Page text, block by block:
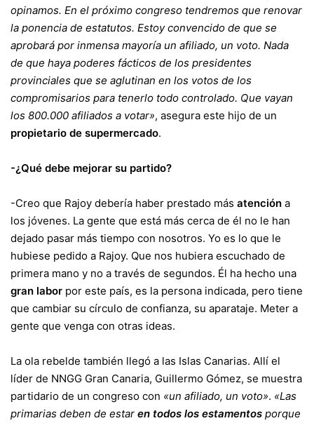
opinamos. En el próximo congreso tendremos que renovar
la ponencia de estatutos. Estoy convencido de que se
aprobará por inmensa mayoría un afiliado, un voto. Nada
de que haya poderes fácticos de los presidentes
provinciales que se aglutinan en los votos de los
compromisarios para tenerlo todo controlado. Que vayan
los 800.000 afiliados a votar», asegura este hijo de un
propietario de supermercado.
-¿Qué debe mejorar su partido?
-Creo que Rajoy debería haber prestado más atención a
los jóvenes. La gente que está más cerca de él no le han
dejado pasar más tiempo con nosotros. Yo es lo que le
hubiese pedido a Rajoy. Que nos hubiera escuchado de
primera mano y no a través de segundos. Él ha hecho una
gran labor por este país, es la persona indicada, pero tiene
que cambiar su círculo de confianza, su aparataje. Meter a
gente que venga con otras ideas.
La ola rebelde también llegó a las Islas Canarias. Allí el
líder de NNGG Gran Canaria, Guillermo Gómez, se muestra
partidario de un congreso con «un afiliado, un voto». «Las
primarias deben de estar en todos los estamentos porque